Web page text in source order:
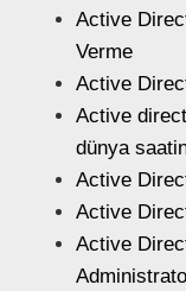
Active
Verme
Active
Active
dünya
Active
Active
Active